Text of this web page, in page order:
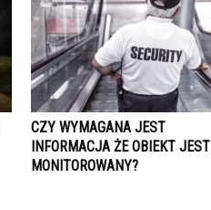
CZY WYMAGANA JEST
INFORMACJA ŻE OBIEKT JEST
MONITOROWANY?